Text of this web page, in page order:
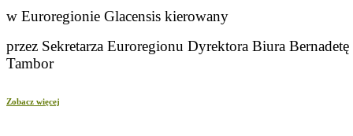
w Euroregionie Glacensis kierowany
przez Sekretarza Euroregionu Dyrektora Biura Bernadetę
Tambor
Zobacz więcej